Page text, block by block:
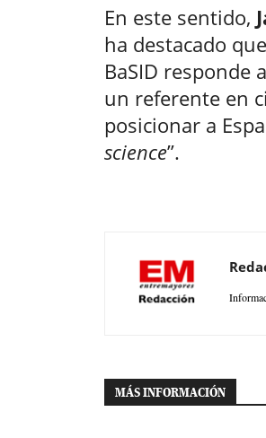
En este sentido,
ha destacado
BaSID responde
un referente en
posicionar a
science”.
MÁS INFORMACIÓN